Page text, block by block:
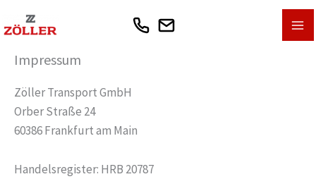
Inhalt
Impressum
Zöller Transport GmbH
Orber Straße 24
60386 Frankfurt am Main
Handelsregister: HRB 20787